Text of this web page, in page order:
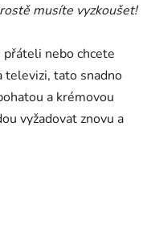
musíte vyzkoušet!
nebo chcete
televizi, tato snadno
a krémovou
vyžadovat znovu a